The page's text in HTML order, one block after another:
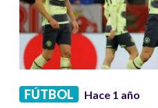
FÚTBOL Hace 1 año